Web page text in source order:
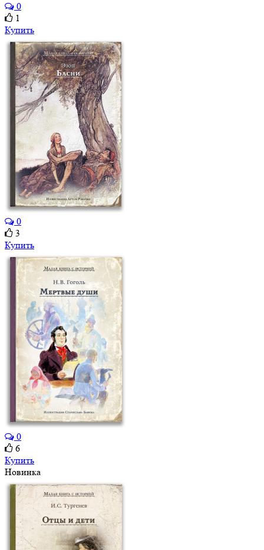
0
1
Купить
0
3
Купить
0
6
Купить
Новинка